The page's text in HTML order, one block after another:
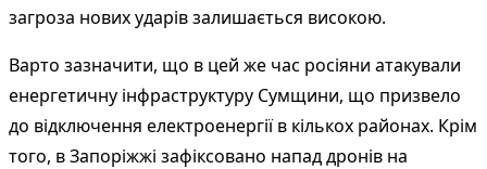
загроза нових ударів залишається високою.
Варто зазначити, що в цей же час росіяни атакували
енергетичну інфраструктуру Сумщини, що призвело
до відключення електроенергії в кількох районах. Крім
того, в Запоріжжі зафіксовано напад дронів на